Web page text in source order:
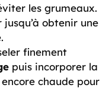
les grumeaux.
obtenir une
finement
puis incorporer la
chaude pour